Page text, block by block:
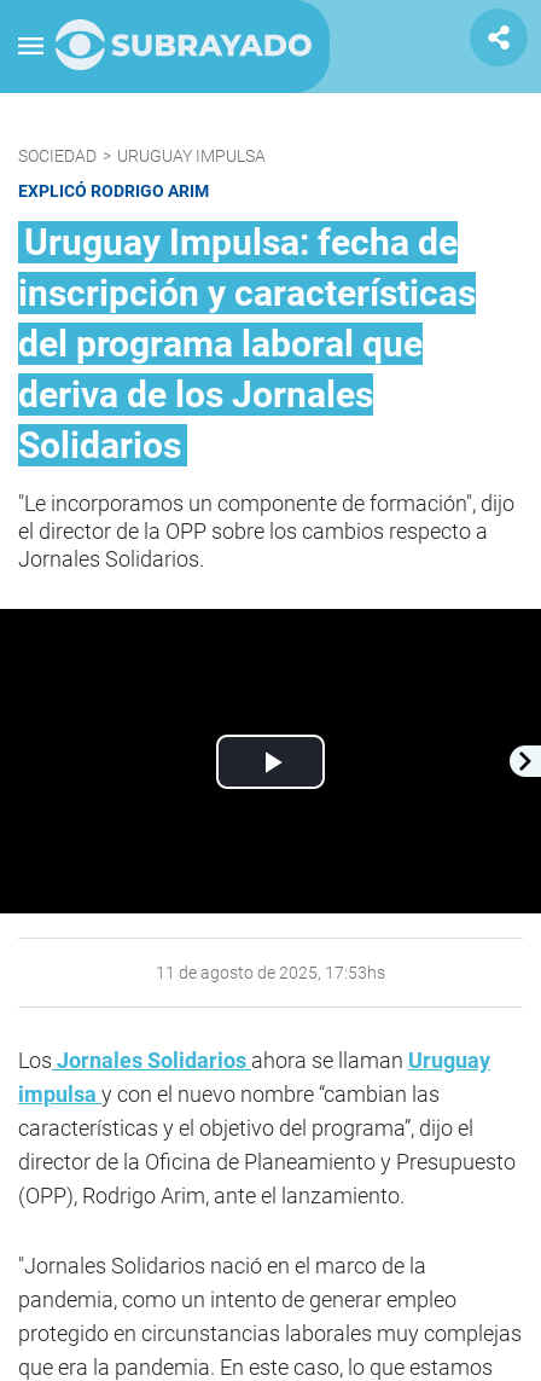
SOCIEDAD > URUGUAY IMPULSA
EXPLICÓ RODRIGO ARIM
Uruguay Impulsa: fecha de
inscripción y características
del programa laboral que
deriva de los Jornales
Solidarios
"Le incorporamos un componente de formación", dijo
el director de la OPP sobre los cambios respecto a
Jornales Solidarios.
Play
11 de agosto de 2025, 17:53hs
Los Jornales Solidarios ahora se llaman Uruguay
impulsa y con el nuevo nombre “cambian las
características y el objetivo del programa”, dijo el
director de la Oficina de Planeamiento y Presupuesto
(OPP), Rodrigo Arim, ante el lanzamiento.
"Jornales Solidarios nació en el marco de la
pandemia, como un intento de generar empleo
protegido en circunstancias laborales muy complejas
que era la pandemia. En este caso, lo que estamos